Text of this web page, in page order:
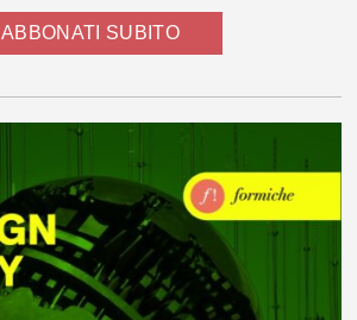
ABBONATI SUBITO